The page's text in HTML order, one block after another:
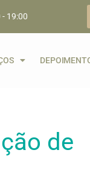
- 19:00
de